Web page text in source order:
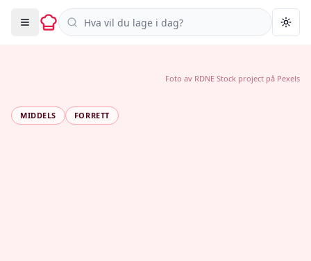
Søk i oppskrifter
MIDDELS FORRETT
Foto av RDNE Stock project på Pexels